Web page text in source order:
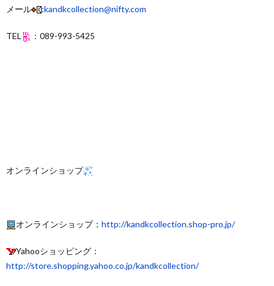
メール :kandkcollection@nifty.com
TEL ：089-993-5425
オンラインショップ
オンラインショップ： http://kandkcollection.shop-pro.jp/
Yahooショッピング：
http://store.shopping.yahoo.co.jp/kandkcollection/